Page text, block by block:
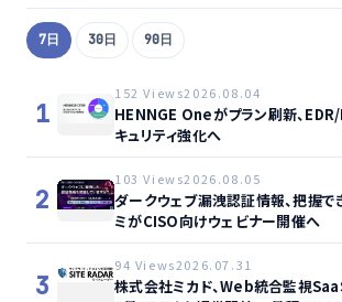
7日 30日 90日
1
152 Views2026.08.04
HENNGE Oneがプラン刷新、
キュリティ強化へ
2
103 Views2026.08.05
ダークウェブ漏洩認証情報、把握で
ミがCISO向けウェビナー開催へ
3
94 Views2026.07.31
株式会社ミカド、Web統合監視